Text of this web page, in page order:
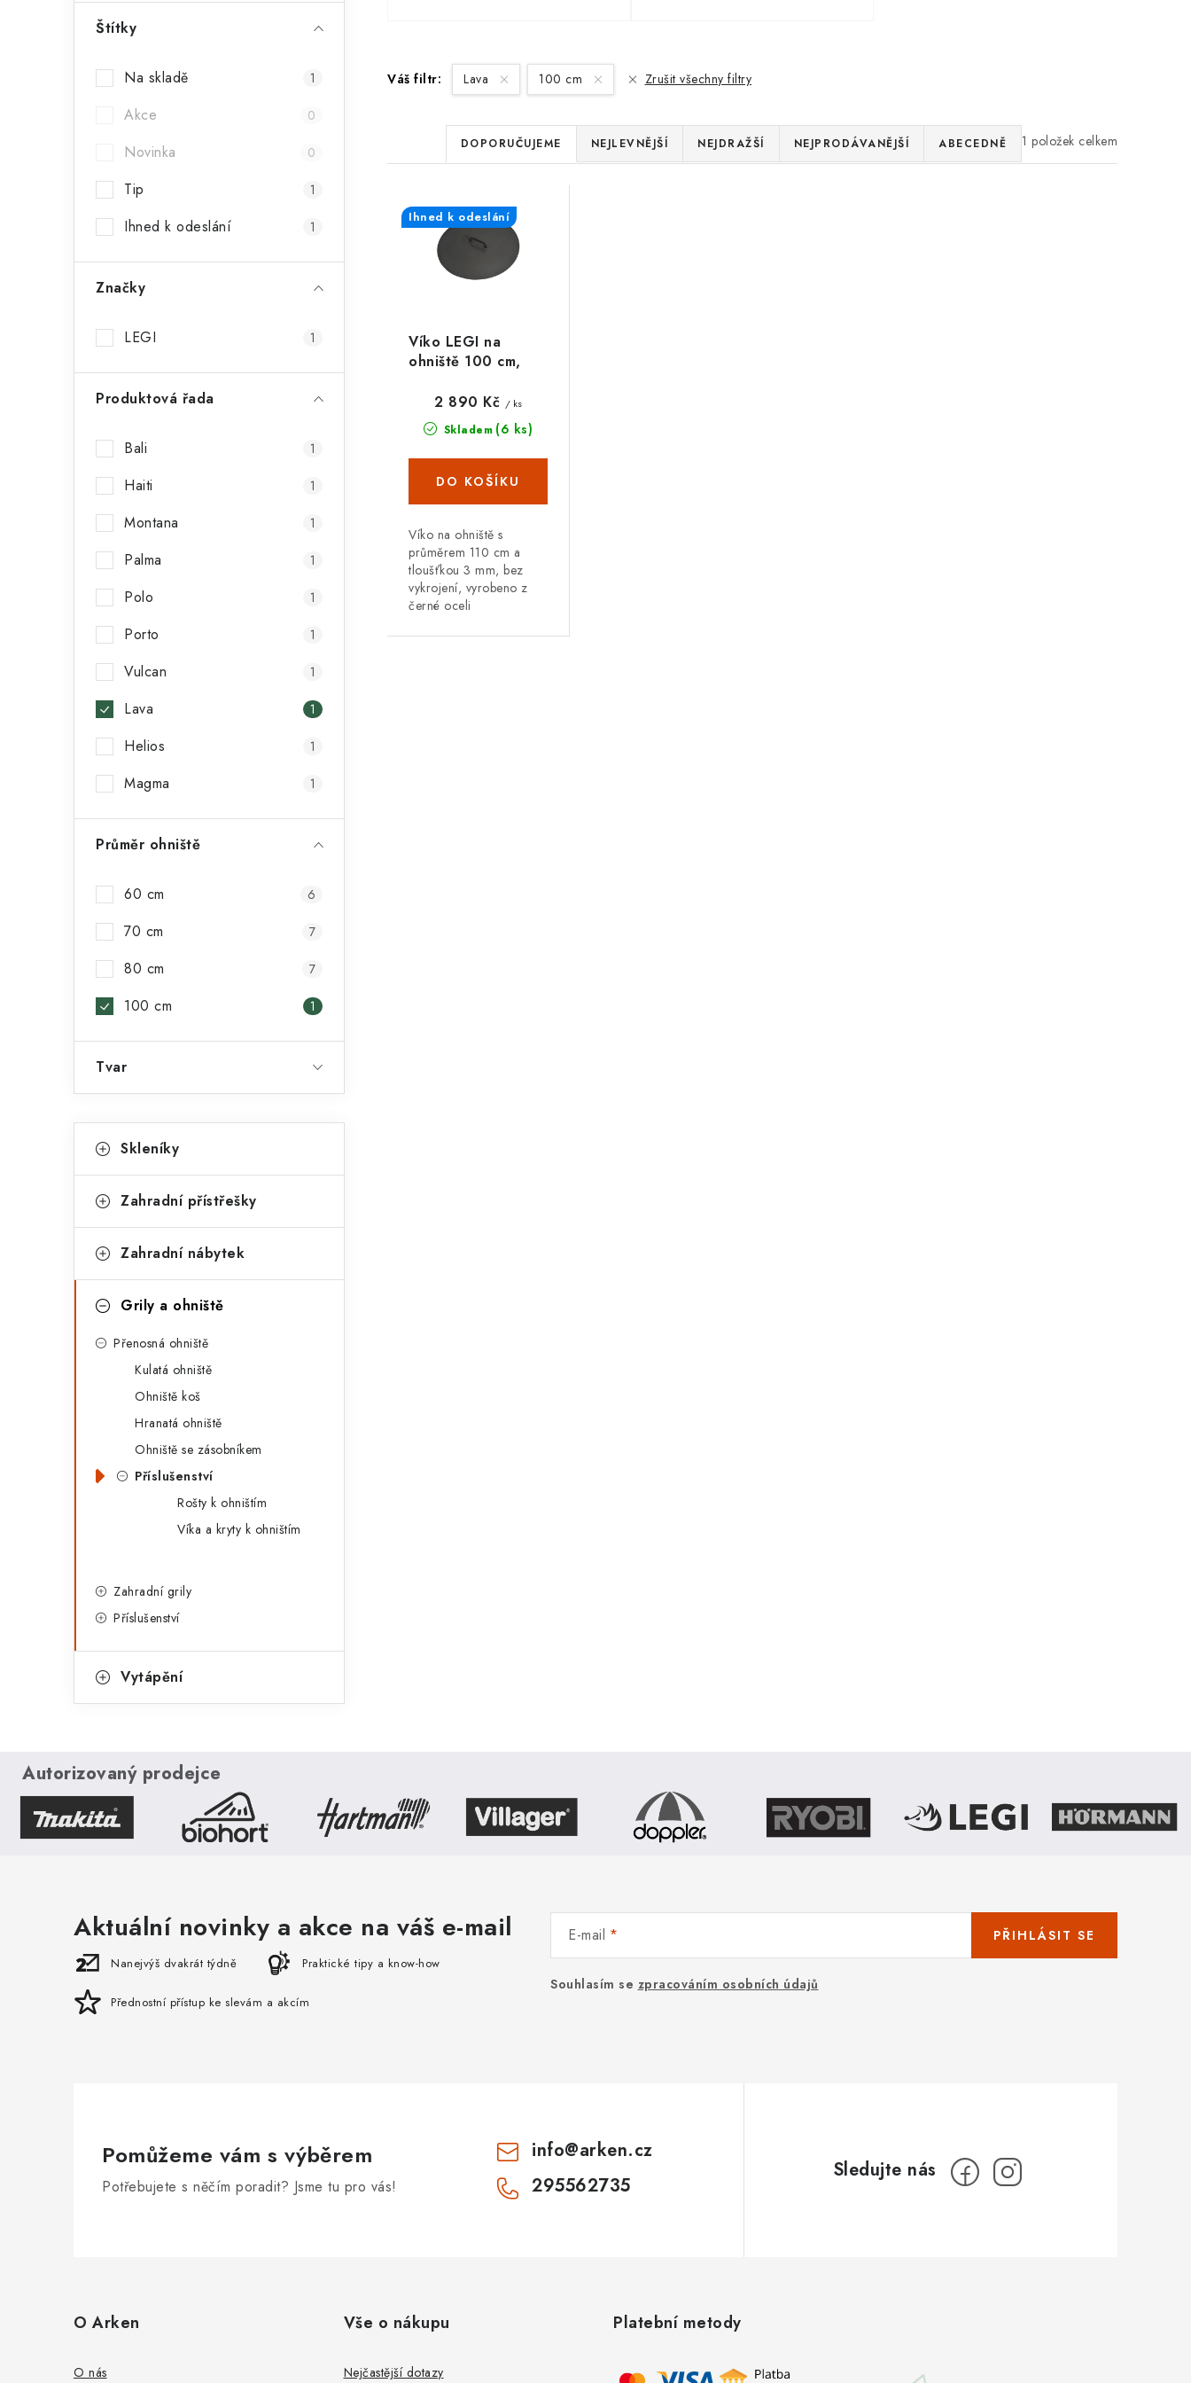
n
Štítky
Na skladě 1
Akce 0
Novinka 0
Tip 1
Ihned k odeslání 1
Značky
LEGI 1
Produktová řada
Bali 1
Haiti 1
Montana 1
Palma 1
Polo 1
Porto 1
Vulcan 1
Lava 1
Helios 1
Magma 1
Průměr ohniště
60 cm 6
70 cm 7
80 cm 7
100 cm 1
Tvar
kategorie
a
e
o
Skleníky
Zahradní přístřešky
Zahradní nábytek
Grily a ohniště
Přenosná ohniště
Kulatá ohniště
Ohniště koš
Hranatá ohniště
Ohniště se zásobníkem
Příslušenství
Rošty k ohništím
Víka a kryty k ohništím
Zahradní grily
Příslušenství
Vytápění
Váš filtr: Lava 100 cm Zrušit všechny filtry
1
Ř
a
z
e
n
p
r
o
d
u
k
t
ů
DOPORUČUJEME NEJLEVNĚJŠÍ NEJDRAŽŠÍ NEJPRODÁVANĚJŠÍ ABECEDNĚ
V
Víko LEGI na
ohniště 100 cm,
Ihned k odeslání
Skladem (6 ks)
2 890 Kč / ks
Víko na ohniště s
průměrem 110 cm a
tloušťkou 3 mm, bez
vykrojení, vyrobeno z
černé oceli
Autorizovaný prodejce
Aktuální novinky a akce na váš e-mail
Nanejvýš dvakrát týdně Praktické tipy a know-how
Přednostní přístup ke slevám a akcím
E-mail
Souhlasím se zpracováním osobních údajů
PŘIHLÁSIT SE
Pomůžeme vám s výběrem
Potřebujete s něčím poradit? Jsme tu pro vás!
info@arken.cz
295562735
O Arken
O nás
Vše o nákupu
Nejčastější dotazy
Platební metody